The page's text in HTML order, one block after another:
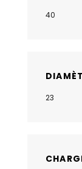
40
23